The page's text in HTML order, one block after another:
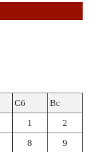
Сб Вс
1 2
8 9